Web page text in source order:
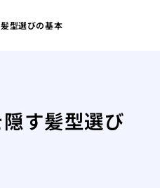
型選びの基本
す髪型選び